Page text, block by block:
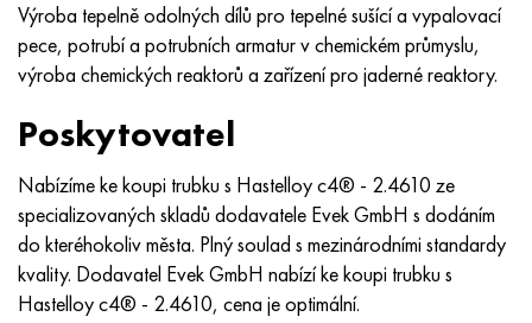
Výroba tepelně odolných dílů pro tepelné sušící a vypalovací
pece, potrubí a potrubních armatur v chemickém průmyslu,
výroba chemických reaktorů a zařízení pro jaderné reaktory.
Poskytovatel
Nabízíme ke koupi trubku s Hastelloy c4® - 2.4610 ze
specializovaných skladů dodavatele Evek GmbH s dodáním
do kteréhokoliv města. Plný soulad s mezinárodními standardy
kvality. Dodavatel Evek GmbH nabízí ke koupi trubku s
Hastelloy c4® - 2.4610, cena je optimální.
Hastelloy c4
Hastelloy C22
Hastelloy C-276
Hastelloy C2000
Hastelloy 3
38XM, 42CrMo4, AISI 1,7225
40HH, 36NiCr6, AISI 3135
40XFA, 1,7223, AISI 4142
45X, 45h, 1,7035
45HN2MFA, k2425, 45hnmf